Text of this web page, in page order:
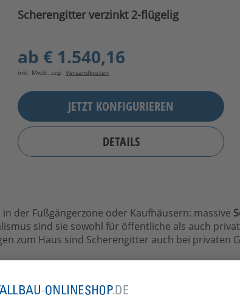
Scherengitter verzinkt 2-flügelig
ab € 1.540,16
inkl. MwSt. zzgl. Versandkosten
JETZT KONFIGURIEREN
DETAILS
der Fußgängerzone oder Kaufhäusern: massive
sind sie sowohl für öffentliche als auch
zum Haus sind Scherengitter auch bei privaten
als